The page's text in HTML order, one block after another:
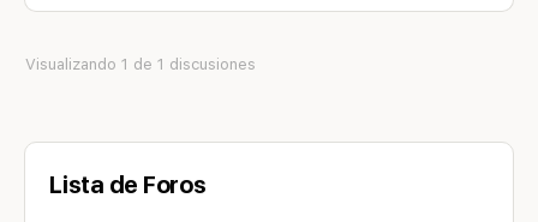
Visualizando 1 de 1 discusiones
Lista de Foros